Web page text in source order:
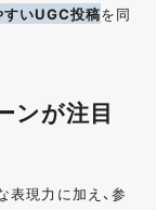
いUGC投稿を同
ンが注目
現力に加え、参